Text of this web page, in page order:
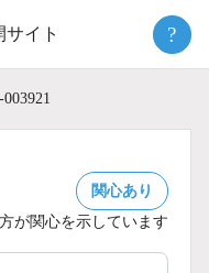
イト ?
003921
関心あり
が関心を示しています